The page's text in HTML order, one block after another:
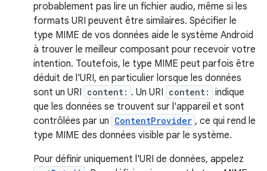
probablement pas lire un fichier audio, même si les
formats URI peuvent être similaires. Spécifier le
type MIME de vos données aide le système Android
à trouver le meilleur composant pour recevoir votre
intention. Toutefois, le type MIME peut parfois être
déduit de l'URI, en particulier lorsque les données
sont un URI content: . Un URI content:
indique
que les données se trouvent sur l'appareil et sont
contrôlées par un ContentProvider , ce qui rend le
type MIME des données visible par le système.
Pour définir uniquement l'URI de données, appelez